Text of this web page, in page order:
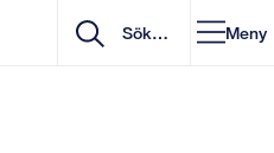
Meny